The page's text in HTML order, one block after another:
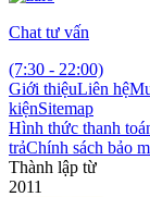
Chat tư vấn
(7:30 - 22:00)
Giới thiệuLiên hệ
kiệnSitemap
Hình thức thanh
trảChính sách bảo
Thành lập từ
2011